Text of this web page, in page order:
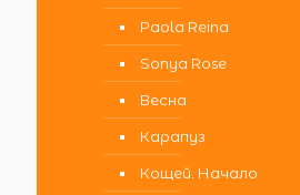
Paola Reina
Sonya Rose
Весна
Карапуз
Кощей. Начало